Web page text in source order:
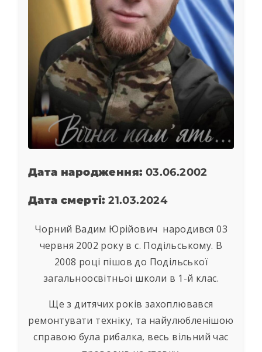
Дата народження: 03.06.2002
Дата смерті: 21.03.2024
Чорний Вадим Юрійович народився 03
червня 2002 року в с. Подільському. В
2008 році пішов до Подільської
загальноосвітньої школи в 1-й клас.
Ще з дитячих років захоплювався
ремонтувати техніку, та найулюбленішою
справою була рибалка, весь вільний час